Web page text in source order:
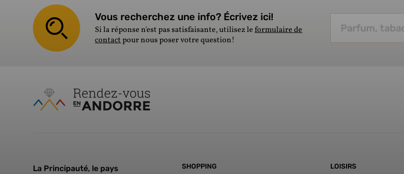
Vous recherchez une info? Écrivez ici!
Si la réponse n'est pas satisfaisante, utilisez leformulaire de
contactpour nous poser votre question!
La Principauté, le pays SHOPPING LOISIRS